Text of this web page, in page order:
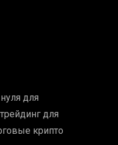
для
для
крипто